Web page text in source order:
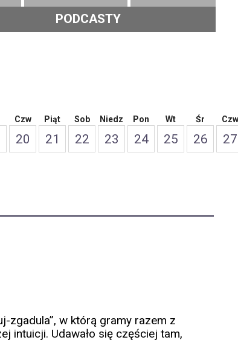
PODCASTY
Czw
20
Piąt
21
Sob
22
Niedz
23
Pon
24
Wt
25
Śr
26
Czw
27
zgadula”, w którą gramy razem z
intuicji. Udawało się częściej tam,